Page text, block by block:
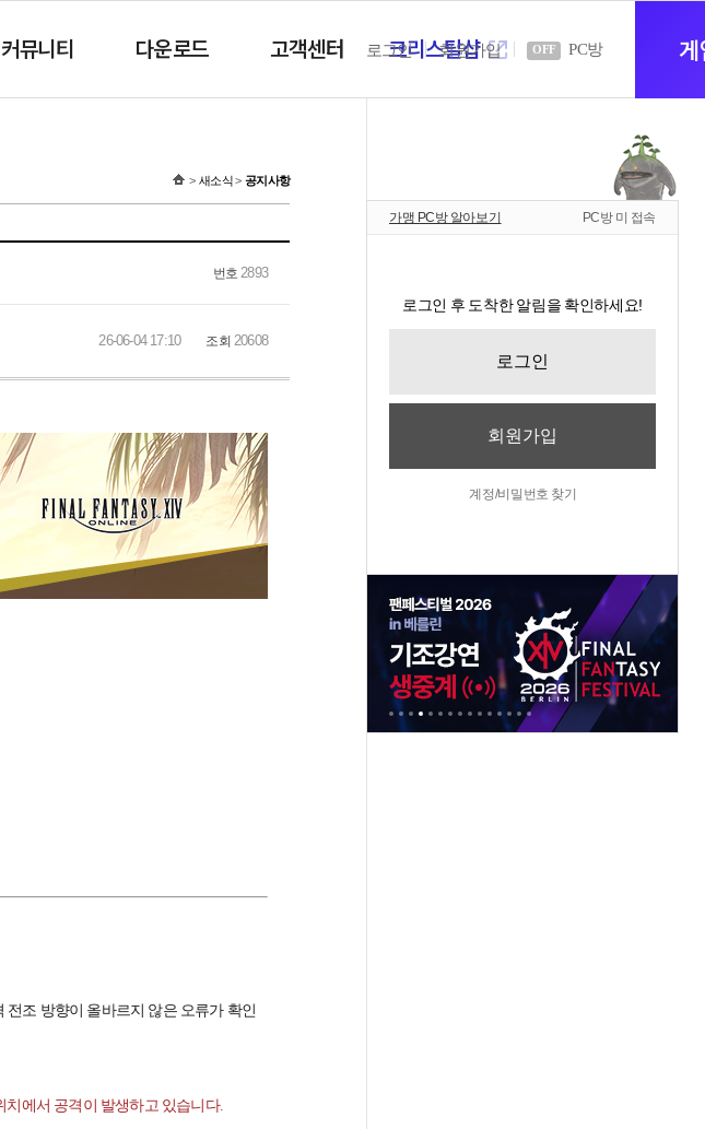
커뮤니티 다운로드 고객센터 크리스탈샵새
로그인 회원가입 OFF PC방
새소식 공지사항
번호 2893
26-06-04 17:10 조회 20608
조 방향이 올바르지 않은 오류가 확인
치에서 공격이 발생하고 있습니다.
가맹 PC방 알아보기 PC방 미 접속
로그인 후 도착한 알림을 확인하세요!
로그인
회원가입
계정/비밀번호 찾기